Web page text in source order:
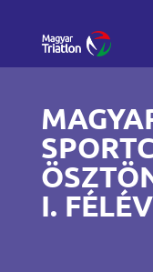
I. FÉLÉV